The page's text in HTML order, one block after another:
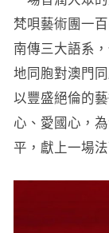
梵唄藝術團一
南傳三大語系
地同胞對澳門
以豐盛絕倫的
心、愛國心，
平，獻上一場法